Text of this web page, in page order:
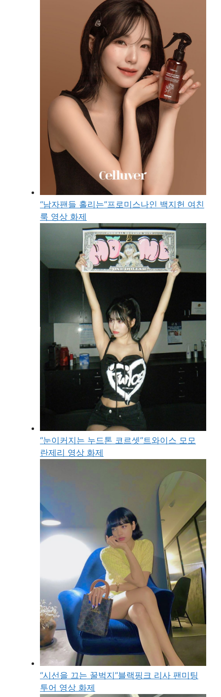
“남자팬들 홀리는”프로미스나인 백지헌 여친
룩 영상 화제
“눈이커지는 누드톤 코르셋”트와이스 모모
란제리 영상 화제
“시선을 끄는 꿀벅지”블랙핑크 리사 팬미팅
투어 영상 화제